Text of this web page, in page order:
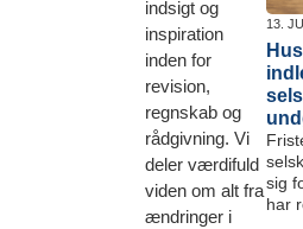
indsigt og
inspiration
inden for
revision,
regnskab og
rådgivning. Vi
deler værdifuld
viden om alt fra
ændringer i
13.
sig
har